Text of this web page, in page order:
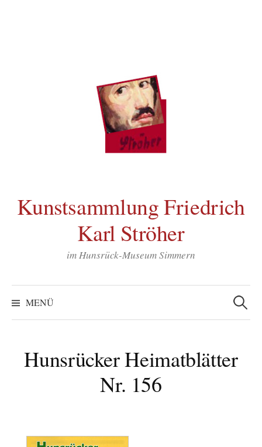
Kunstsammlung Friedrich
Karl Ströher
im Hunsrück-Museum Simmern
MENÜ
Suchen
nach:
Hunsrücker Heimatblätter
Nr. 156